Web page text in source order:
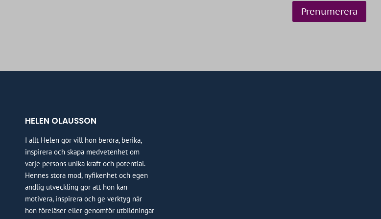
HELEN OLAUSSON
I allt Helen gör vill hon beröra, berika,
inspirera och skapa medvetenhet om
varje persons unika kraft och potential.
Hennes stora mod, nyfikenhet och egen
andlig utveckling gör att hon kan
motivera, inspirera och ge verktyg när
hon föreläser eller genomför utbildningar